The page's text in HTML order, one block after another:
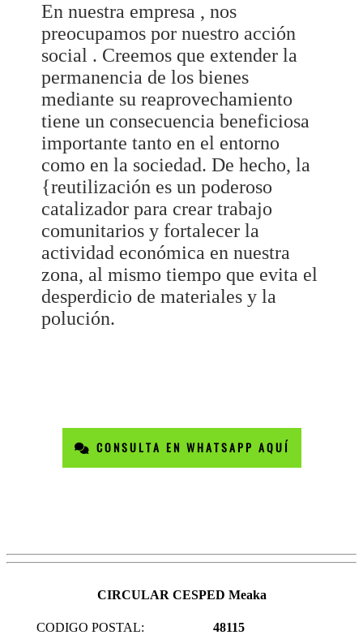
En nuestra empresa , nos
preocupamos por nuestro acción
social . Creemos que extender la
permanencia de los bienes
mediante su reaprovechamiento
tiene un consecuencia beneficiosa
importante tanto en el entorno
como en la sociedad. De hecho, la
{reutilización es un poderoso
catalizador para crear trabajo
comunitarios y fortalecer la
actividad económica en nuestra
zona, al mismo tiempo que evita el
desperdicio de materiales y la
polución.
CONSULTA EN WHATSAPP AQUÍ
CIRCULAR CESPED Meaka
CODIGO POSTAL: 48115